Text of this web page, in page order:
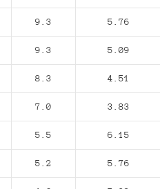
9.3 5.76
9.3 5.09
8.3 4.51
7.0 3.83
5.5 6.15
5.2 5.76